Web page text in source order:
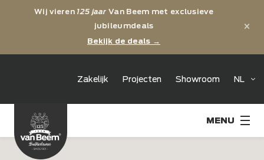
Wij vieren 125 jaar Van Beem met exclusieve
jubileumdeals
Bekijk de deals →
×
Zakelijk Projecten Showroom NL